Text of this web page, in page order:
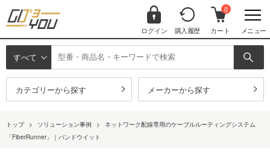
ログイン 購入履歴
0
カート メニュー
すべて
カテゴリーから探す メーカーから探す
トップ > ソリューション事例 >
ネットワーク配線専用のケーブルルーティングシステム
「FiberRunner」｜パンドウイット